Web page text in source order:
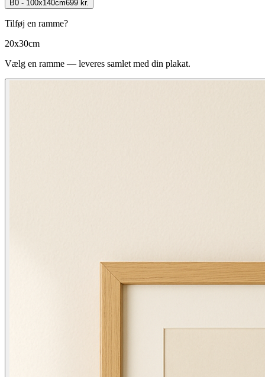
B0 - 100x140cm699 kr.
Tilføj en ramme?
20x30cm
Vælg en ramme — leveres samlet med din plakat.